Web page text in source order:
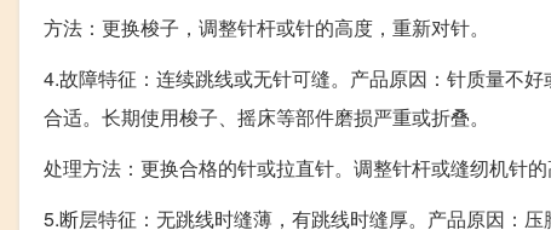
方法：更换梭子，调整针杆或针的高度，重新对针。
4.故障特征：连续跳线或无针可缝。产品原因：针质量不
合适。长期使用梭子、摇床等部件磨损严重或折叠。
处理方法：更换合格的针或拉直针。调整针杆或缝纫机针
5.断层特征：无跳线时缝薄，有跳线时缝厚。产品原因：